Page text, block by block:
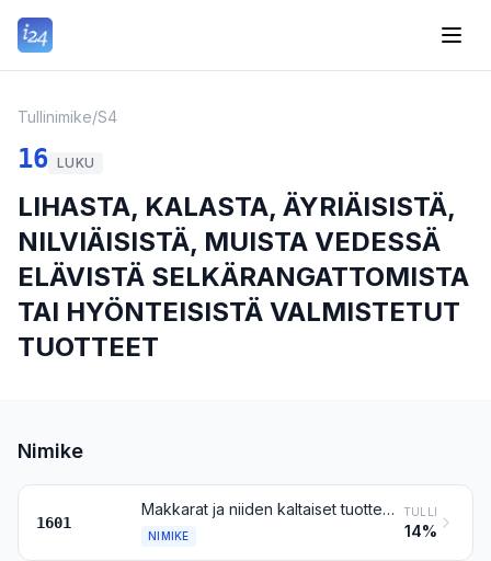
Tullinimike/S4
16 LUKU
LIHASTA, KALASTA, ÄYRIÄISISTÄ,
NILVIÄISISTÄ, MUISTA VEDESSÄ
ELÄVISTÄ SELKÄRANGATTOMISTA
TAI HYÖNTEISISTÄ VALMISTETUT
TUOTTEET
Nimike
1601
Makkarat ja niiden kaltaiset tuotteet, jotka on valmistettu lihasta, muista eläimenosista, verestä tai hyönteisistä; näihin tuotteisiin perustuvat elintarvikevalmisteet
NIMIKE
TULLI
14%